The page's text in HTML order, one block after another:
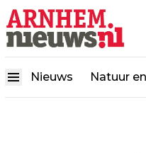
Nieuws Natuur